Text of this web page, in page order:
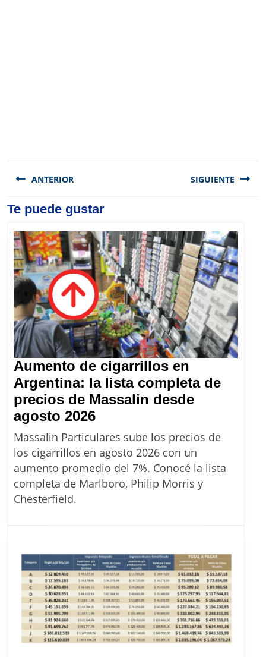
de
ANTERIOR
Previous
SIGUIENTE
Te puede gustar
Aumento de cigarrillos en
Argentina: la lista completa de
precios de Massalin desde
agosto 2026Aumento
de
cigarrillos
en
Argentina:
precios
de
Massalin
desde
agosto
2026
Massalin Particulares sube los precios de
los cigarrillos en agosto 2026 con un
aumento promedio del 7%. Conocé la lista
completa de Marlboro, Philip Morris y
Chesterfield.